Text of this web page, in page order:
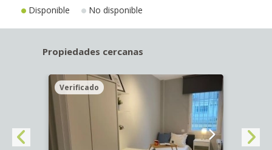
Disponible No disponible
Propiedades cercanas
Verificado